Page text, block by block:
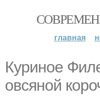
главная
Куриное
овсяной